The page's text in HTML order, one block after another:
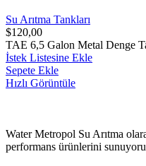
Su Arıtma Tankları
$120,00
TAE 6,5 Galon Metal Denge
İstek Listesine Ekle
Sepete Ekle
Hızlı Görüntüle
Water Metropol Su Arıtma
performans ürünlerini